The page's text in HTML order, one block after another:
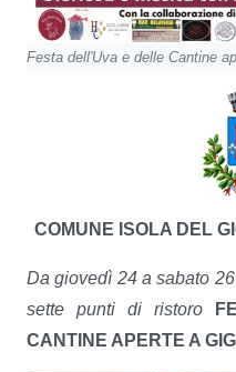
Festa dell'Uva e delle Cantine
COMUNE ISOLA DEL
Da giovedì 24 a sabato
sette punti di ristoro
CANTINE APERTE A